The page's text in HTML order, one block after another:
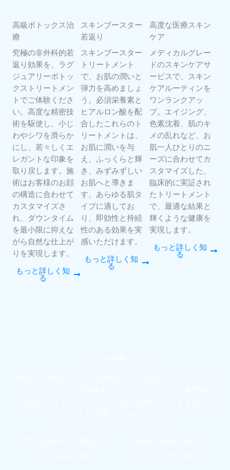
高級ボトックス治
療
究極の非外科的若
返り効果を、ラグ
ジュアリーボトッ
クストリートメン
トでご体験くださ
い。高度な精密技
術を駆使し、小じ
わやシワを滑らか
にし、若々しくエ
レガントな印象を
取り戻します。施
術はお客様のお顔
の構造に合わせて
カスタマイズさ
れ、ダウンタイム
を最小限に抑えな
がら自然な仕上が
りを実現します。
もっと詳しく知
る
スキンブースター
若返り
スキンブースター
トリートメント
で、お肌の潤いと
弾力を高めましょ
う。必須栄養素と
ヒアルロン酸を配
合したこれらのト
リートメントは、
お肌に潤いを与
え、ふっくらと輝
き、みずみずしい
お肌へと導きま
す。あらゆる肌タ
イプに適してお
り、即効性と持続
性のある効果を実
感いただけます。
もっと詳しく知
る
高度な医療スキン
ケア
メディカルグレー
ドのスキンケアサ
ービスで、スキン
ケアルーティンを
ワンランクアッ
プ。エイジング、
色素沈着、肌のキ
メの乱れなど、お
肌一人ひとりのニ
ーズに合わせてカ
スタマイズした、
臨床的に実証され
たトリートメント
で、最適な結果と
輝くような健康を
実現します。
もっと詳しく知
る